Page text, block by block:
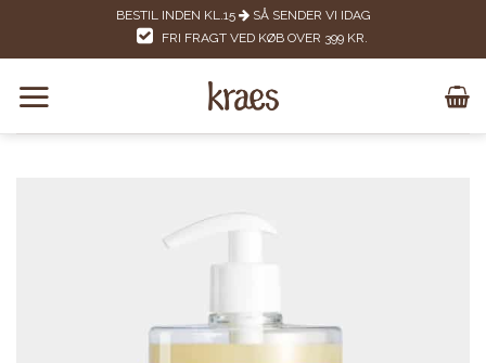
BESTIL INDEN KL.15
SÅ SENDER VI IDAG
FRI FRAGT VED KØB OVER 399 KR.